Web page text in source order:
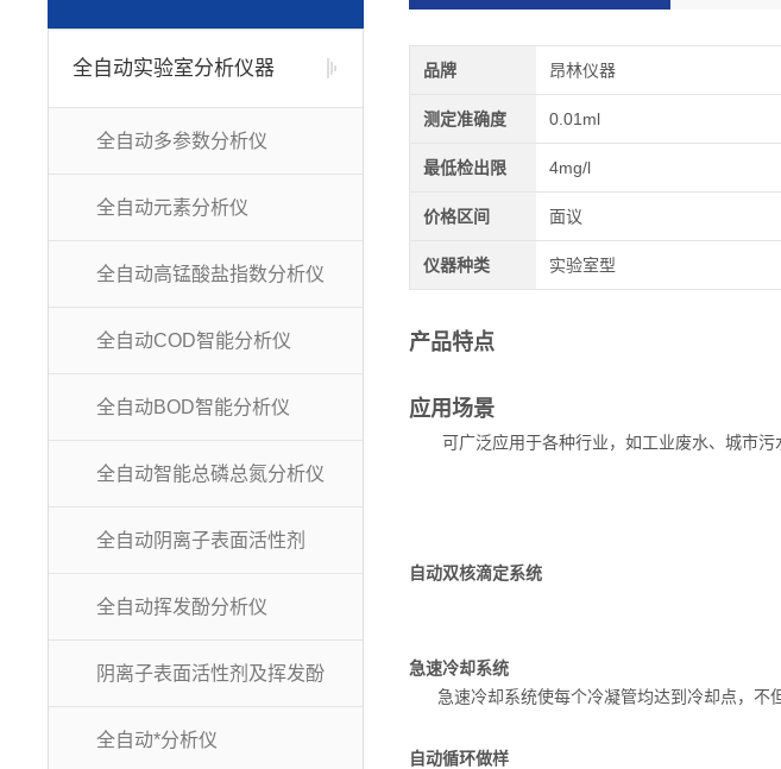
全自动实验室分析仪器
全自动多参数分析仪
全自动元素分析仪
全自动高锰酸盐指数分析仪
全自动COD智能分析仪
全自动BOD智能分析仪
全自动智能总磷总氮分析仪
全自动阴离子表面活性剂
全自动挥发酚分析仪
阴离子表面活性剂及挥发酚
全自动*分析仪
品牌 昂林仪器
测定准确度 0.01ml
最低检出限 4mg/l
价格区间 面议
仪器种类 实验室型
产品特点
应用场景
可广泛应用于各种行业，如工业废水、城市
自动双核滴定系统
急速冷却系统
急速冷却系统使每个冷凝管均达到冷却点，不
自动循环做样